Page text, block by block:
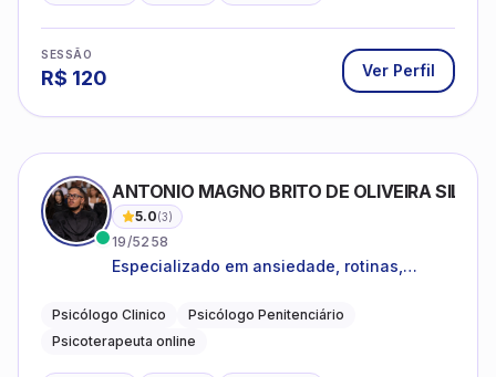
SESSÃO
R$ 120 Ver Perfil
ANTONIO MAGNO BRITO DE OLIVEIRA SILVA
5.0(3)
19/5258
Especializado em ansiedade, rotinas,
familiares e questões comportamentais.
Psicólogo Clinico
Psicólogo Penitenciário
Psicoterapeuta online